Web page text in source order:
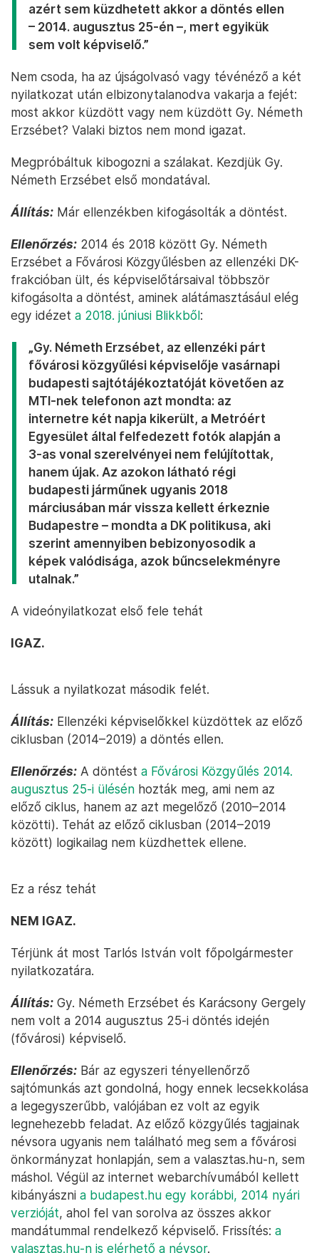
azért sem küzdhetett akkor a döntés ellen
– 2014. augusztus 25-én –, mert egyikük
sem volt képviselő.”
Nem csoda, ha az újságolvasó vagy tévénéző a két
nyilatkozat után elbizonytalanodva vakarja a fejét:
most akkor küzdött vagy nem küzdött Gy. Németh
Erzsébet? Valaki biztos nem mond igazat.
Megpróbáltuk kibogozni a szálakat. Kezdjük Gy.
Németh Erzsébet első mondatával.
Állítás: Már ellenzékben kifogásolták a döntést.
Ellenőrzés: 2014 és 2018 között Gy. Németh
Erzsébet a Fővárosi Közgyűlésben az ellenzéki DK-
frakcióban ült, és képviselőtársaival többször
kifogásolta a döntést, aminek alátámasztásául elég
egy idézet a 2018. júniusi Blikkből:
„Gy. Németh Erzsébet, az ellenzéki párt
fővárosi közgyűlési képviselője vasárnapi
budapesti sajtótájékoztatóját követően az
MTI-nek telefonon azt mondta: az
internetre két napja kikerült, a Metróért
Egyesület által felfedezett fotók alapján a
3-as vonal szerelvényei nem felújítottak,
hanem újak. Az azokon látható régi
budapesti járműnek ugyanis 2018
márciusában már vissza kellett érkeznie
Budapestre – mondta a DK politikusa, aki
szerint amennyiben bebizonyosodik a
képek valódisága, azok bűncselekményre
utalnak.”
A videónyilatkozat első fele tehát
IGAZ.
Lássuk a nyilatkozat második felét.
Állítás: Ellenzéki képviselőkkel küzdöttek az előző
ciklusban (2014–2019) a döntés ellen.
Ellenőrzés: A döntést a Fővárosi Közgyűlés 2014.
augusztus 25-i ülésén hozták meg, ami nem az
előző ciklus, hanem az azt megelőző (2010–2014
közötti). Tehát az előző ciklusban (2014–2019
között) logikailag nem küzdhettek ellene.
Ez a rész tehát
NEM IGAZ.
Térjünk át most Tarlós István volt főpolgármester
nyilatkozatára.
Állítás: Gy. Németh Erzsébet és Karácsony Gergely
nem volt a 2014 augusztus 25-i döntés idején
(fővárosi) képviselő.
Ellenőrzés: Bár az egyszeri tényellenőrző
sajtómunkás azt gondolná, hogy ennek lecsekkolása
a legegyszerűbb, valójában ez volt az egyik
legnehezebb feladat. Az előző közgyűlés tagjainak
névsora ugyanis nem található meg sem a fővárosi
önkormányzat honlapján, sem a valasztas.hu-n, sem
máshol. Végül az internet webarchívumából kellett
kibányászni a budapest.hu egy korábbi, 2014 nyári
verzióját, ahol fel van sorolva az összes akkor
mandátummal rendelkező képviselő. Frissítés: a
valasztas.hu-n is elérhető a névsor.